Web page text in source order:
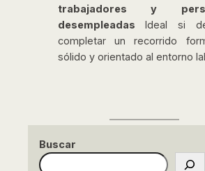
trabajadores y
desempleadas Ideal si
completar un recorrido
sólido y orientado al entorno
Buscar